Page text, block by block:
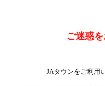
ご迷惑
JAタウンをご利用